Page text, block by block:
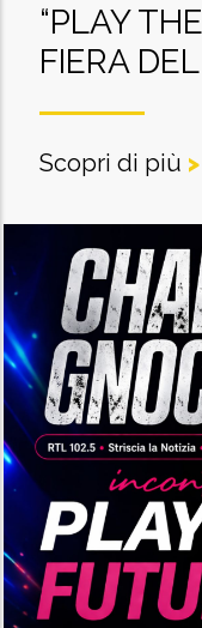
“PLAY
FIERA
Scopri di più >